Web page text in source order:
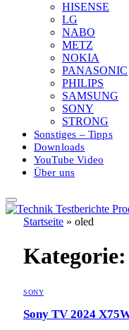
HISENSE
LG
NABO
METZ
NOKIA
PANASONIC
PHILIPS
SAMSUNG
SONY
STRONG
Sonstiges – Tipps
Downloads
YouTube Video
Über uns
Startseite » oled
Kategorie:
SONY
Sony TV 2024